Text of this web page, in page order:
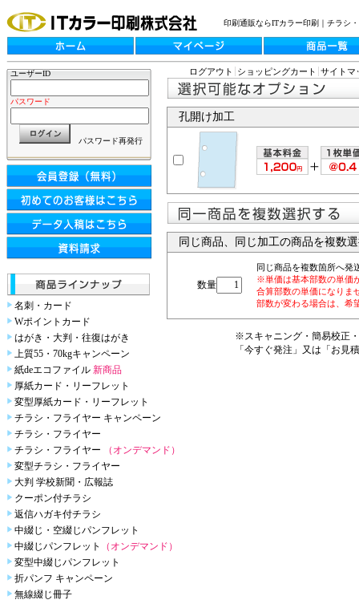
印刷通販ならITカラー印刷｜チラシ
ユーザーID
パスワード
パスワード再発行
名刺・カード
Wポイントカード
はがき・大判・往復はがき
上質55・70kgキャンペーン
紙deエコファイル 新商品
厚紙カード・リーフレット
変型厚紙カード・リーフレット
チラシ・フライヤー キャンペーン
チラシ・フライヤー
チラシ・フライヤー
（オンデマンド）
変型チラシ・フライヤー
大判 学校新聞・広報誌
クーポン付チラシ
返信ハガキ付チラシ
中綴じ・空綴じパンフレット
中綴じパンフレット
（オンデマンド）
変型中綴じパンフレット
折パンフ キャンペーン
無線綴じ冊子
ログアウト ショッピングカート サイトマ
孔開け加工
同じ商品、同じ加工の商品を複数
数量
同じ商品を複数箇所へ発
※単価は基本部数の単価
合算部数の単価になりま
部数が変わる場合は、希
※スキャニング・簡易校正
「今すぐ発注」又は「お見